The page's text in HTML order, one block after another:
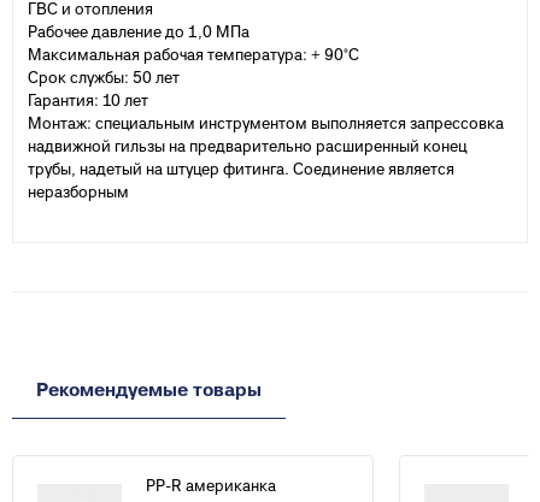
ГВС и отопления
Рабочее давление до 1,0 МПа
Максимальная рабочая температура: + 90°С
Срок службы: 50 лет
Гарантия: 10 лет
Монтаж: специальным инструментом выполняется запрессовка
надвижной гильзы на предварительно расширенный конец
трубы, надетый на штуцер фитинга. Соединение является
неразборным
Рекомендуемые товары
PP-R американка